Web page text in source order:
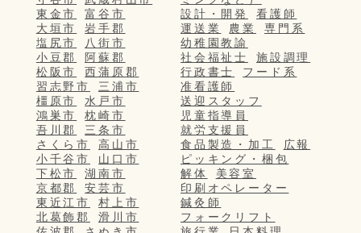
東金市
富谷市
大垣市
岩手郡
塩尻市
八街市
小豆郡
阿蘇郡
松阪市
西蒲原郡
習志野市
三浦市
橿原市
水戸市
鴻巣市
枕崎市
吾川郡
三条市
さくら市
高山市
小千谷市
山口市
下松市
湖南市
京都郡
安芸市
東近江市
村上市
北葛飾郡
滑川市
設計・開発
看護師
運送業
農業
専門系
幼稚園教諭
社会福祉士
施設調理
行政書士
フード系
准看護師
送迎スタッフ
児童指導員
就労支援員
食品製造・加工
広報
ピッキング・梱包
解体
美容室
印刷オペレーター
鍼灸師
フォークリフト